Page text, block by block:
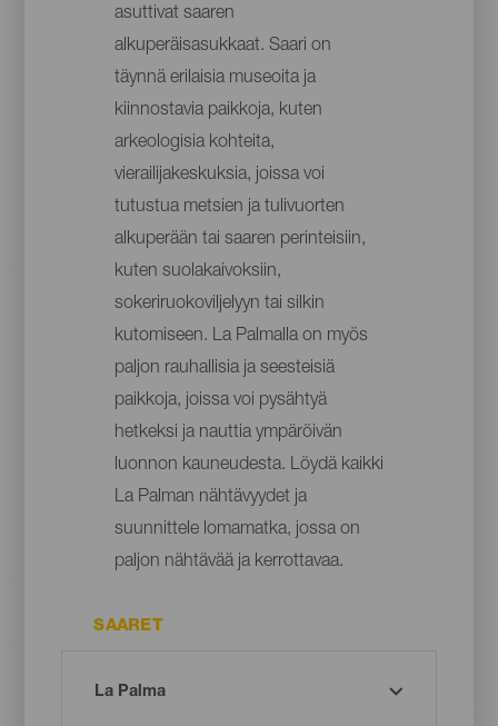
asuttivat saaren
alkuperäisasukkaat. Saari on
täynnä erilaisia museoita ja
kiinnostavia paikkoja, kuten
arkeologisia kohteita,
vierailijakeskuksia, joissa voi
tutustua metsien ja tulivuorten
alkuperään tai saaren perinteisiin,
kuten suolakaivoksiin,
sokeriruokoviljelyyn tai silkin
kutomiseen. La Palmalla on myös
paljon rauhallisia ja seesteisiä
paikkoja, joissa voi pysähtyä
hetkeksi ja nauttia ympäröivän
luonnon kauneudesta. Löydä kaikki
La Palman nähtävyydet ja
suunnittele lomamatka, jossa on
paljon nähtävää ja kerrottavaa.
SAARET